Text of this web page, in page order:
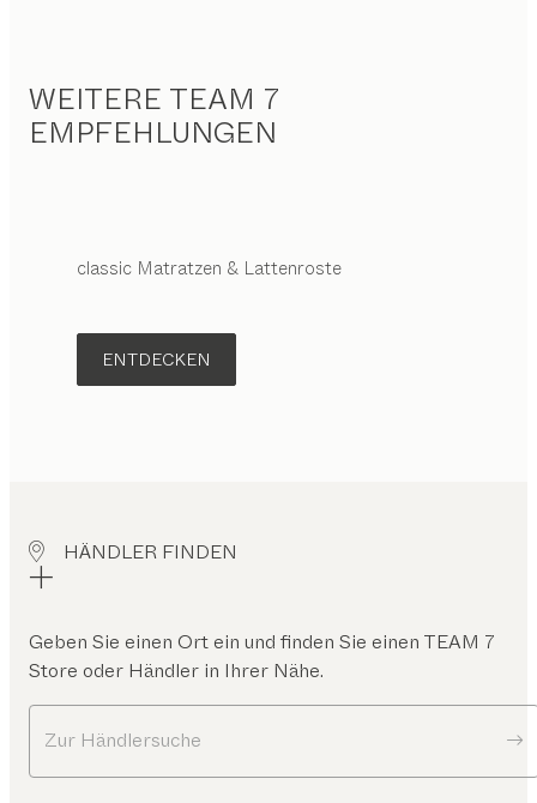
WEITERE TEAM 7
EMPFEHLUNGEN
classic Matratzen & Lattenroste
ENTDECKEN
HÄNDLER FINDEN
Geben Sie einen Ort ein und finden Sie einen TEAM 7
Store oder Händler in Ihrer Nähe.
Zur Händlersuche